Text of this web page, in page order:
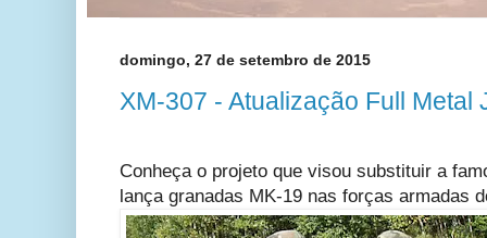
domingo, 27 de setembro de 2015
XM-307 - Atualização Full Metal
Conheça o projeto que visou substituir a
lança granadas MK-19 nas forças armadas